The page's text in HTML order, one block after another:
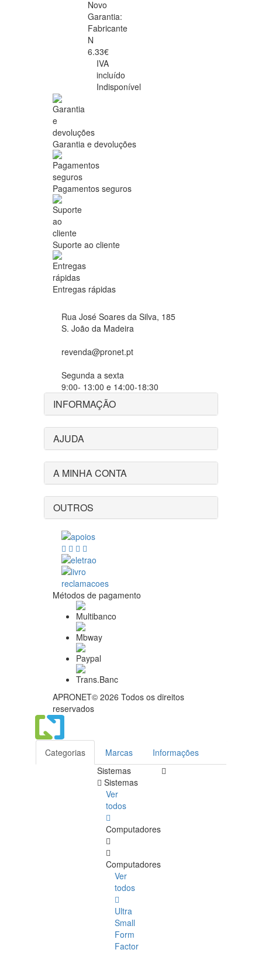
Novo
Garantia:
Fabricante
N
6.33€
IVA
incluído
Indisponível
Garantia e devoluções
Pagamentos seguros
Suporte ao cliente
Entregas rápidas
Rua José Soares da Silva, 185
S. João da Madeira
revenda@pronet.pt
Segunda a sexta
9:00- 13:00 e 14:00-18:30
INFORMAÇÃO
AJUDA
A MINHA CONTA
OUTROS
Métodos de pagamento
APRONET© 2026 Todos os direitos
reservados
Categorias Marcas
Informações
Sistemas
Sistemas
Ver
todos
Computadores
Computadores
Ver
todos
Ultra
Small
Form
Factor